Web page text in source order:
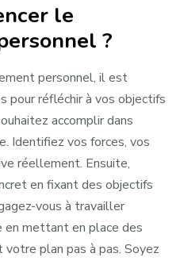
le
?
personnel, il est
pour réfléchir à vos objectifs
accomplir dans
Identifiez vos forces, vos
réellement. Ensuite,
en fixant des objectifs
vous à travailler
en mettant en place des
plan pas à pas. Soyez